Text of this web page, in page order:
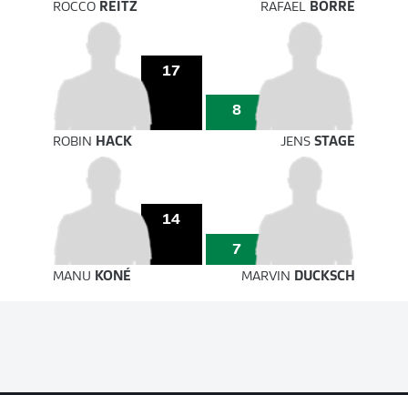
ROCCO REITZ RAFAEL BORRÉ
17
8
ROBIN HACK JENSSTAGE
14
7
MANU KONÉ MARVIN DUCKSCH